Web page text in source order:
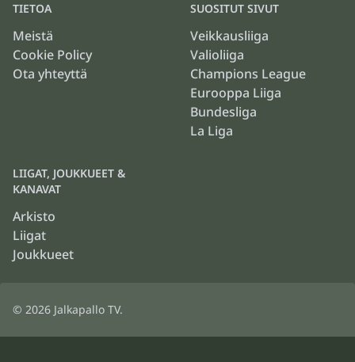
TIETOA
Meistä
Cookie Policy
Ota yhteyttä
SUOSITUT SIVUT
Veikkausliiga
Valioliiga
Champions League
Eurooppa Liiga
Bundesliga
La Liga
LIIGAT, JOUKKUEET &
KANAVAT
Arkisto
Liigat
Joukkueet
© 2026 Jalkapallo TV.